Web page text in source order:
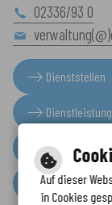
02336/93 0
Dienststellen
Serviceportal
Auf dieser
in Cookies